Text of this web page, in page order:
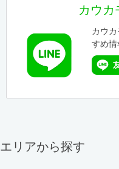
カウカ
カウ
すめ情
エリアから探す